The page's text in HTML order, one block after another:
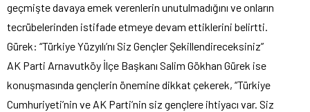
geçmişte davaya emek verenlerin unutulmadığını ve onların
tecrübelerinden istifade etmeye devam ettiklerini belirtti.
Gürek: “Türkiye Yüzyılı’nı Siz Gençler Şekillendireceksiniz”
AK Parti Arnavutköy İlçe Başkanı Salim Gökhan Gürek ise
konuşmasında gençlerin önemine dikkat çekerek, “Türkiye
Cumhuriyeti’nin ve AK Parti’nin siz gençlere ihtiyacı var. Siz